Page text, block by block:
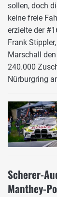
sollen, doch
keine freie
erzielte der
Frank
Marschall
240.000
Nürburgring
Scherer-
Manthey-